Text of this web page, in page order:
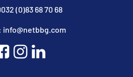
(0)83 68 70 68
info@netbbg.com